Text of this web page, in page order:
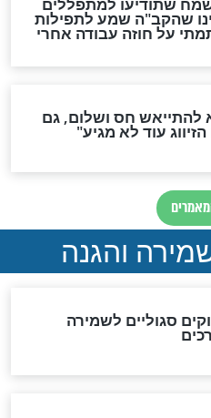
אליהו: זה המפתח
שמחייב את
איראן לפי ספר